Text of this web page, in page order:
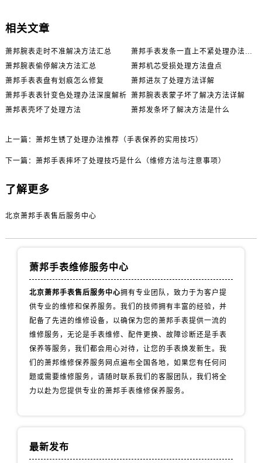
相关文章
萧邦腕表走时不准解决方法汇总
萧邦腕表偷停解决方法汇总
萧邦机芯受损处理方法盘点
萧邦手表表盘有划痕怎么修复
萧邦进灰了处理方法详解
萧邦手表表针变色处理办法深度解析 萧邦腕表表蒙子坏了解决方法详解
萧邦表壳坏了处理方法
萧邦发条坏了解决方法是什么
上一篇： 萧邦生锈了处理办法推荐（手表保养的实用技巧）
下一篇： 萧邦手表摔坏了处理技巧是什么（维修方法与注意事项）
了解更多
北京萧邦手表售后服务中心
萧邦手表维修服务中心
北京萧邦手表售后服务中心拥有专业团队，致力于为客户提
供专业的维修和保养服务。我们的技师拥有丰富的经验，并
配备了先进的维修设备，以确保为您的萧邦手表提供一流的
维修服务，无论是手表维修、配件更换、故障诊断还是手表
保养等服务，我们都会用心对待，让您的手表焕发新生。我
们的萧邦维修保养服务网点遍布全国各地，如果您有任何问
题或需要维修服务，请随时联系我们的客服团队，我们将全
力以赴为您提供专业的萧邦手表维修保养服务。
最新发布